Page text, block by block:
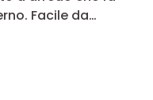
Facile da
seduta
decorativo. In